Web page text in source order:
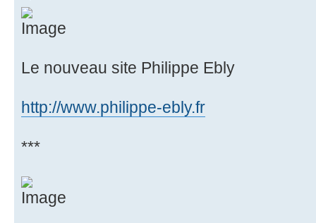
Le nouveau site Philippe Ebly
http://www.philippe-ebly.fr
***